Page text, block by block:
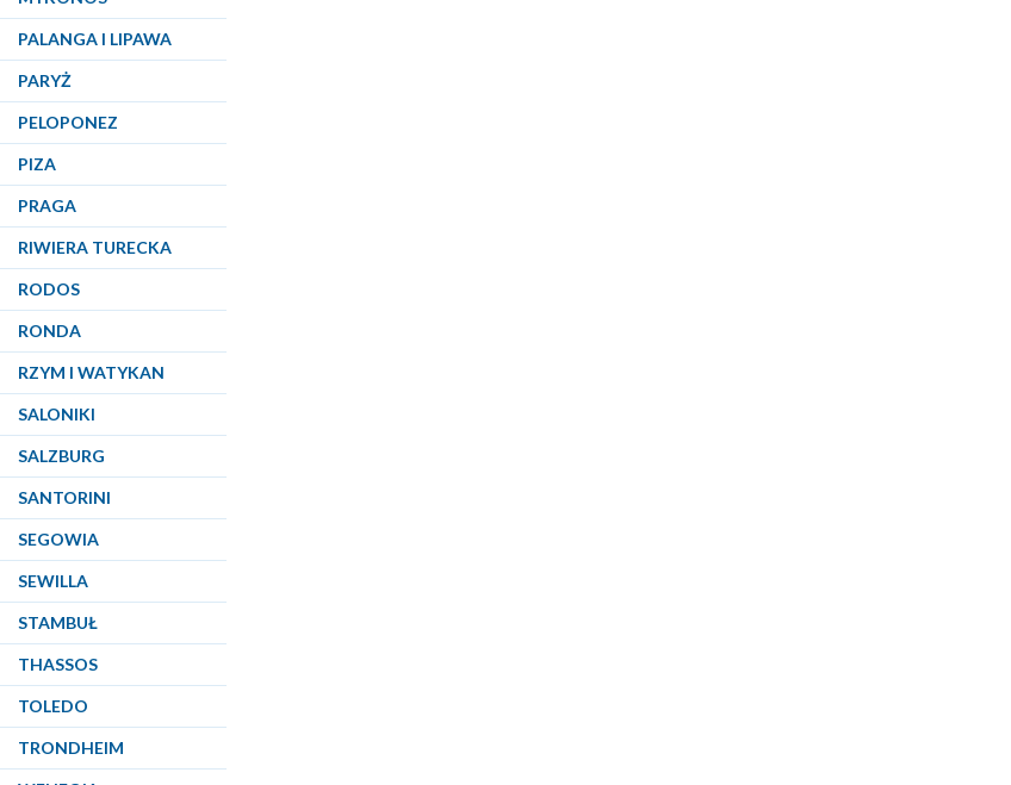
PALANGA I LIPAWA
PARYŻ
PELOPONEZ
PIZA
PRAGA
RIWIERA TURECKA
RODOS
RONDA
RZYM I WATYKAN
SALONIKI
SALZBURG
SANTORINI
SEGOWIA
SEWILLA
STAMBUŁ
THASSOS
TOLEDO
TRONDHEIM